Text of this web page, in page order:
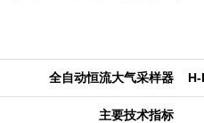
全自动恒流大气采样器 H-
主要技术指标